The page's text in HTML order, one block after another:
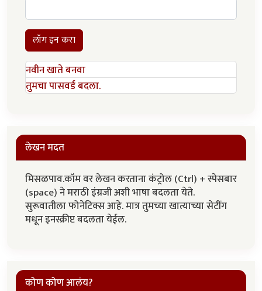
लॉग इन करा
नवीन खाते बनवा
तुमचा पासवर्ड बदला.
लेखन मदत
मिसळपाव.कॉम वर लेखन करताना कंट्रोल (Ctrl) + स्पेसबार
(space) ने मराठी इंग्रजी अशी भाषा बदलता येते.
सुरूवातीला फोनेटिक्स आहे. मात्र तुमच्या खात्याच्या सेटींग
मधून इनस्क्रीप्ट बदलता येईल.
कोण कोण आलंय?